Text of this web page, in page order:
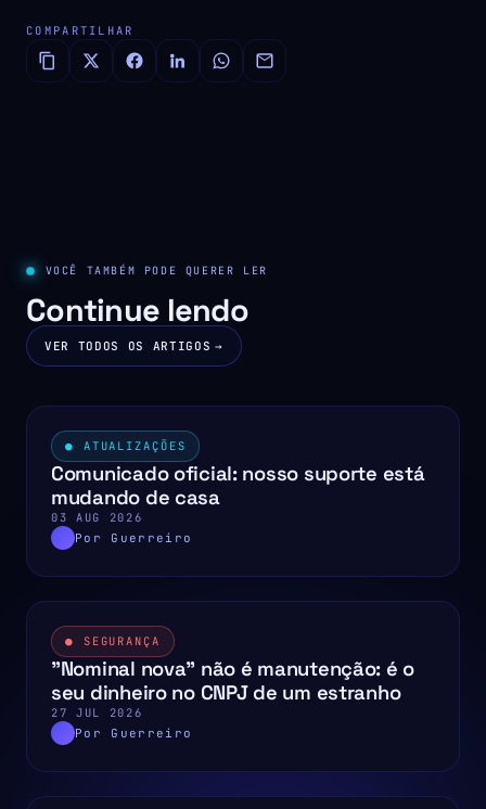
COMPARTILHAR
VOCÊ TAMBÉM PODE QUERER LER
Continue lendo
VER TODOS OS ARTIGOS →
● ATUALIZAÇÕES
Comunicado oficial: nosso suporte está
mudando de casa
03 AUG 2026
Por Guerreiro
● SEGURANÇA
"Nominal nova" não é manutenção: é o
seu dinheiro no CNPJ de um estranho
27 JUL 2026
Por Guerreiro